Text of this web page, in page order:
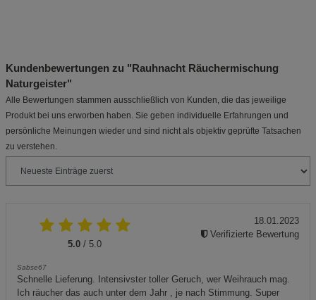
Kundenbewertungen zu "Rauhnacht Räuchermischung
Naturgeister"
Alle Bewertungen stammen ausschließlich von Kunden, die das jeweilige
Produkt bei uns erworben haben. Sie geben individuelle Erfahrungen und
persönliche Meinungen wieder und sind nicht als objektiv geprüfte Tatsachen
zu verstehen.
5.0 / 5.0
Sabse67
Schnelle Lieferung. Intensivster toller Geruch, wer Weihrauch mag.
Ich räucher das auch unter dem Jahr , je nach Stimmung. Super
18.01.2023
Verifizierte Bewertung